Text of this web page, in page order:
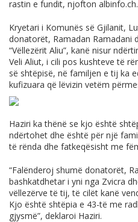
rastin e fundit, njofton albinfo.ch.
Kryetari i Komunës së Gjilanit,
donatorët, Ramadan Ramadani
“Vëllezërit Aliu”, kanë nisur
Veli Aliut, i cili pos kushteve të
së shtëpisë, në familjen e tij ka
kufizuara që lëvizin vetëm
Haziri ka thënë se kjo është
ndërtohet dhe është për një
të rënda dhe fatkeqësisht me
“Falënderoj shumë donatorët,
bashkatdhetar i yni nga Zvicra
vëllezërve të tij, të cilët kanë
Kjo është shtëpia e 43-të me
gjysmë”, deklaroi Haziri.